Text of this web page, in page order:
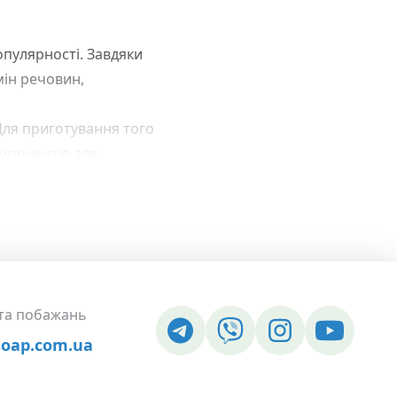
Завдяки
речовин,
приготування того
побажань